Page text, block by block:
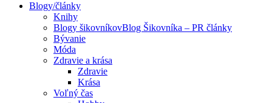
Blogy/články
Knihy
Blogy šikovníkovBlog Šikovníka – PR články
Bývanie
Móda
Zdravie a krása
Zdravie
Krása
Voľný čas